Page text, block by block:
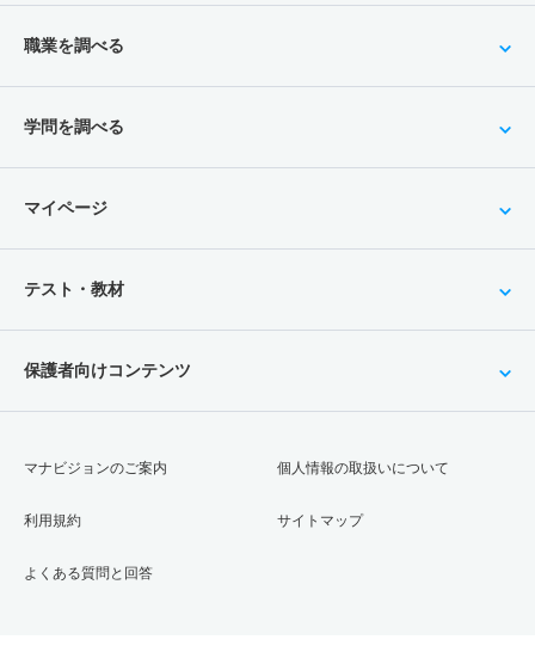
職業を調べる
学問を調べる
マイページ
テスト・教材
保護者向けコンテンツ
マナビジョンのご案内
利用規約
よくある質問と回答
個人情報の取扱いについて
サイトマップ